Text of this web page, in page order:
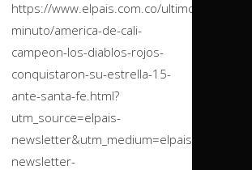
https://www.elpais.com.co/ultimo-
minuto/america-de-cali-
campeon-los-diablos-rojos-
conquistaron-su-estrella-15-
ante-santa-fe.html?
utm_source=elpais-
newsletter&utm_medium=elpais-
newsletter-